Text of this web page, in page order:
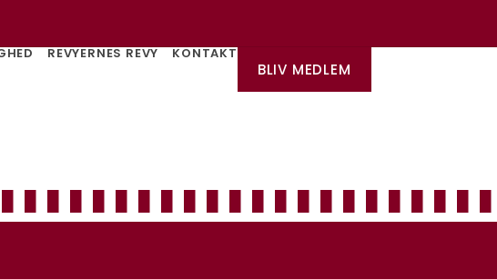
REVYERNES REVY KONTAKT
BLIV MEDLEM